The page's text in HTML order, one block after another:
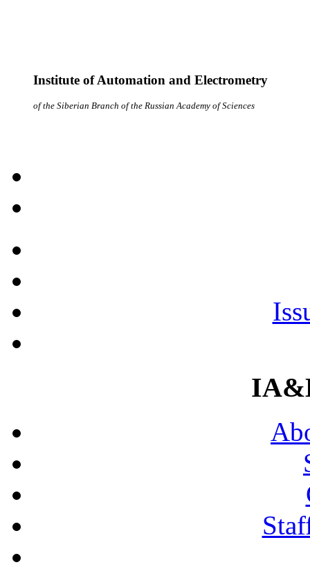
Institute of Automation and Electrometry
of the Siberian Branch of the Russian Academy of Sciences